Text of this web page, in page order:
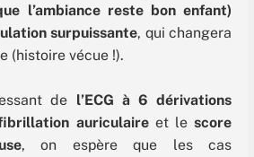
l’ambiance reste bon enfant)
surpuissante, qui changera
(histoire vécue !).
de l’ECG à 6 dérivations
auriculaireet lescore
, on espère que les cas